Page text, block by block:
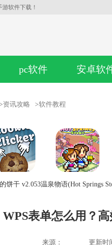
软件下载！
pc软件 安卓软
资讯攻略 >软件教程
饼干 v2.053温泉物语(Hot Springs
WPS表单怎么用？
来源： 更新时